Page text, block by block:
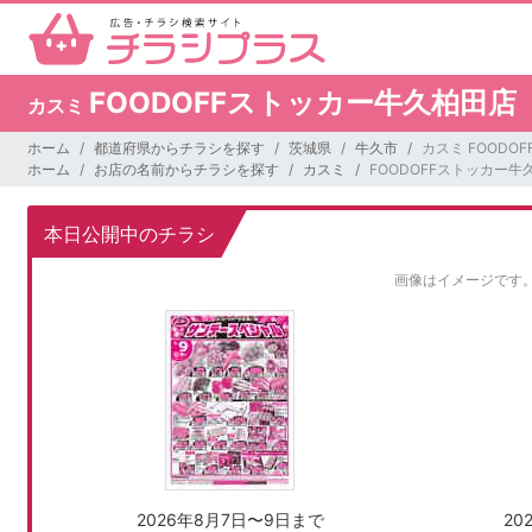
カスミ FOODOFFストッカー牛久柏田店
ホーム 都道府県からチラシを探す 茨城県 牛久市
カスミ
ホーム
お店の名前からチラシを探す カスミ FOODOFFストッカー牛
本日公開中のチラシ
画像はイメージです
2026年8月7日〜9日まで